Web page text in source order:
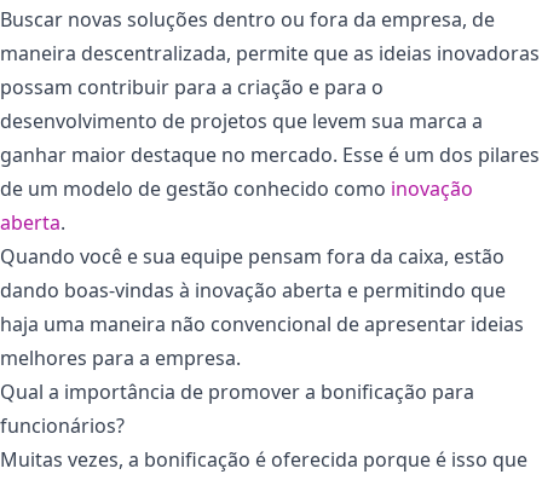
Buscar novas soluções dentro ou fora da empresa, de
maneira descentralizada, permite que as ideias inovadoras
possam contribuir para a criação e para o
desenvolvimento de projetos que levem sua marca a
ganhar maior destaque no mercado. Esse é um dos pilares
de um modelo de gestão conhecido como inovação
aberta.
Quando você e sua equipe pensam fora da caixa, estão
dando boas-vindas à inovação aberta e permitindo que
haja uma maneira não convencional de apresentar ideias
melhores para a empresa.
Qual a importância de promover a bonificação para
funcionários?
Muitas vezes, a bonificação é oferecida porque é isso que